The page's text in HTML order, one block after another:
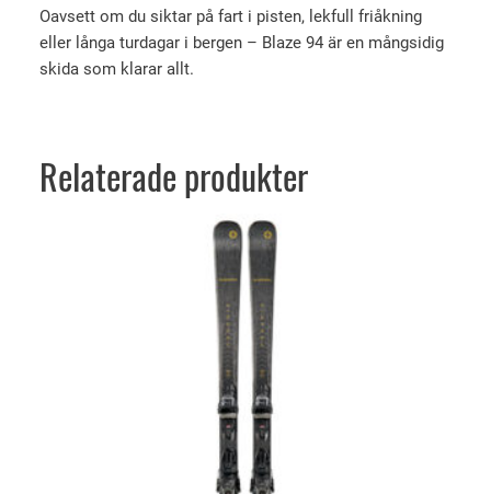
k
r
Oavsett om du siktar på fart i pisten, lekfull friåkning
eller långa turdagar i bergen – Blaze 94 är en mångsidig
skida som klarar allt.
Relaterade produkter